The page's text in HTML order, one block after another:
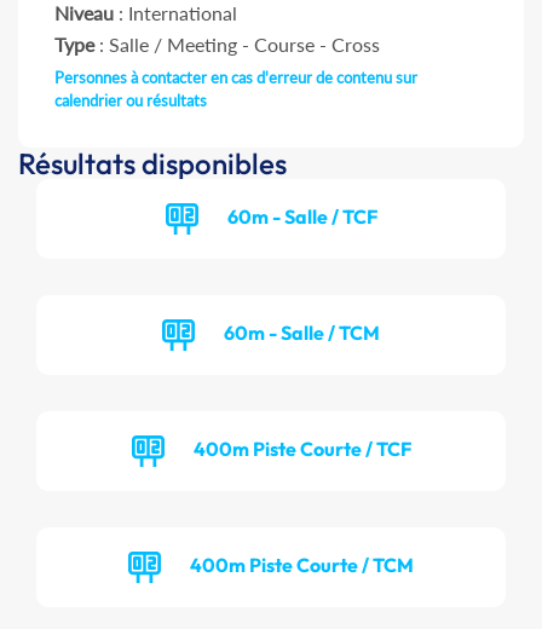
Niveau : International
Type: Salle / Meeting - Course - Cross
Personnes à contacter en cas d'erreur de contenu sur
calendrier ou résultats
Résultats disponibles
60m - Salle / TCF
60m - Salle / TCM
400m Piste Courte / TCF
400m Piste Courte / TCM